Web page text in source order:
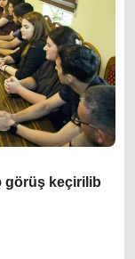
görüş keçirilib